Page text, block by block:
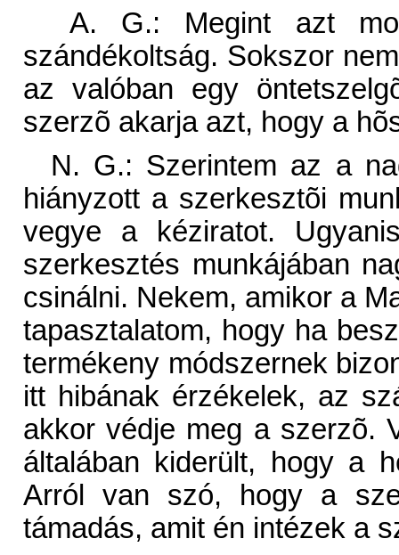
A. G.: Megint azt
szándékoltság. Sokszor
az valóban egy
szerzõ akarja azt, hogy a
N. G.: Szerintem az a
hiányzott a szerkesztõi
vegye a kéziratot.
szerkesztés munkájában
csinálni. Nekem, amikor a
tapasztalatom, hogy ha
termékeny módszernek
itt hibának érzékelek, az
akkor védje meg a szerzõ.
általában kiderült, hogy a
Arról van szó, hogy a
támadás, amit én intézek a